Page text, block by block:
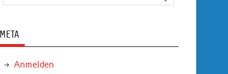
META
Anmelden